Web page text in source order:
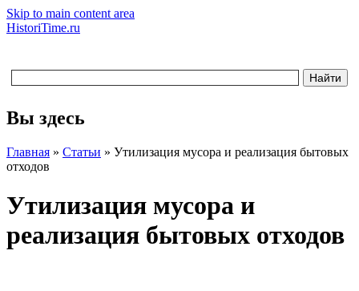
Skip to main content area
HistoriTime.ru
Вы здесь
Главная » Статьи » Утилизация мусора и реализация бытовых
отходов
Утилизация мусора и
реализация бытовых отходов